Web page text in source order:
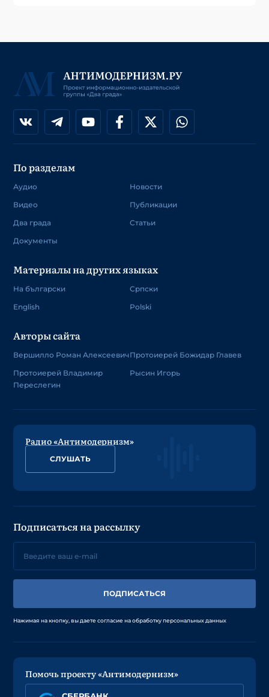
По разделам
Аудио
Видео
Два града
Документы
Новости
Публикации
Статьи
Материалы на других языках
На български
English
Српски
Polski
Авторы сайта
Вершилло Роман Алексеевич
Протоиерей Владимир
Переслегин
Протоиерей Божидар Главев
Рысин Игорь
Радио «Антимодернизм»
СЛУШАТЬ
Подписаться на рассылку
ПОДПИСАТЬСЯ
Нажимая на кнопку, вы даете согласие на обработку персональных данных
Помочь проекту «Антимодернизм»